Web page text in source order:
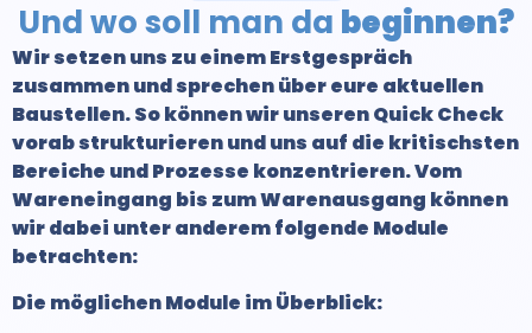
Und wo soll man da beginnen?
Wir setzen uns zu einem Erstgespräch
zusammen und sprechen über eure aktuellen
Baustellen. So können wir unseren Quick Check
vorab strukturieren und uns auf die kritischsten
Bereiche und Prozesse konzentrieren. Vom
Wareneingang bis zum Warenausgang können
wir dabei unter anderem folgende Module
betrachten:
Die möglichen Module im Überblick: